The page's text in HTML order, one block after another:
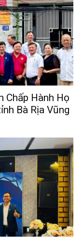
Chấp Hành Họ
Bà Rịa Vũng